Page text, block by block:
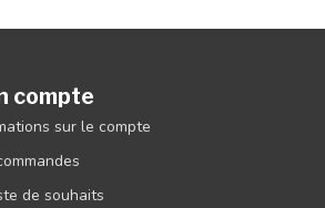
compte
sur le compte
de souhaits